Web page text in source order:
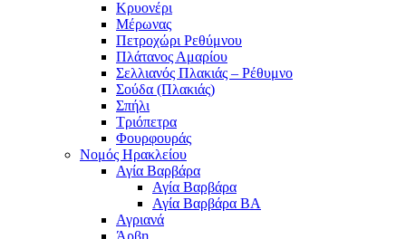
Κρυονέρι
Μέρωνας
Πετροχώρι Ρεθύμνου
Πλάτανος Αμαρίου
Σελλιανός Πλακιάς – Ρέθυμνο
Σούδα (Πλακιάς)
Σπήλι
Τριόπετρα
Φουρφουράς
Νομός Ηρακλείου
Αγία Βαρβάρα
Αγία Βαρβάρα
Αγία Βαρβάρα ΒΑ
Αγριανά
Άρβη